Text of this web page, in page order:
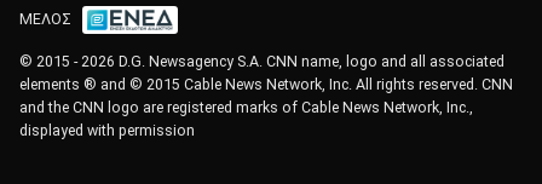
ΜΕΛΟΣ
© 2015 - 2026 D.G. Newsagency S.A. CNN name, logo and all associated
elements ® and © 2015 Cable News Network, Inc. All rights reserved. CNN
and the CNN logo are registered marks of Cable News Network, Inc.,
displayed with permission